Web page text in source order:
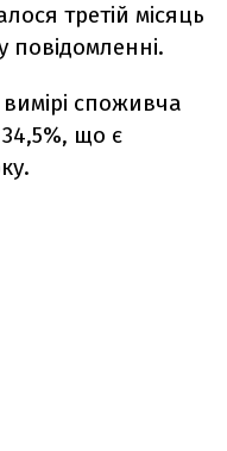
третій місяць
повідомленні.
споживча
що є